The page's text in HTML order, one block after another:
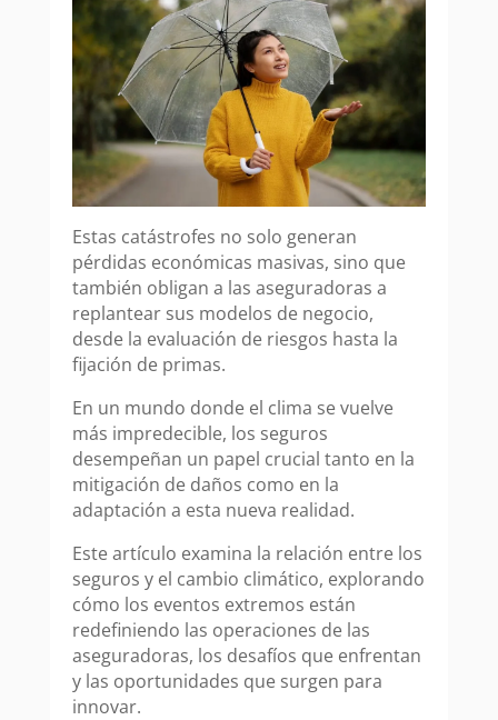
Estas catástrofes no solo generan
pérdidas económicas masivas, sino que
también obligan a las aseguradoras a
replantear sus modelos de negocio,
desde la evaluación de riesgos hasta la
fijación de primas.
En un mundo donde el clima se vuelve
más impredecible, los seguros
desempeñan un papel crucial tanto en la
mitigación de daños como en la
adaptación a esta nueva realidad.
Este artículo examina la relación entre los
seguros y el cambio climático, explorando
cómo los eventos extremos están
redefiniendo las operaciones de las
aseguradoras, los desafíos que enfrentan
y las oportunidades que surgen para
innovar.